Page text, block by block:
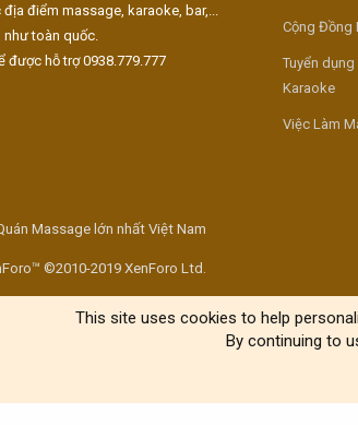
điểm massage, karaoke, bar,...
như toàn quốc.
được hỗ trợ 0938.779.777
Cộng Đồng
Tuyển dụng
Karaoke
Việc Làm
Massage lớn nhất Việt Nam
©2010-2019 XenForo Ltd.
This site uses cookies to help
By continuing to